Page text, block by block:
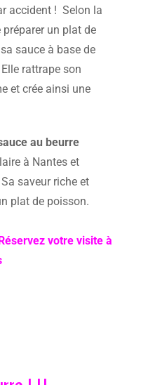
accident ! Selon la
préparer un plat de
sauce à base de
rattrape son
et crée ainsi une
au beurre
à Nantes et
saveur riche et
plat de poisson.
votre visite à